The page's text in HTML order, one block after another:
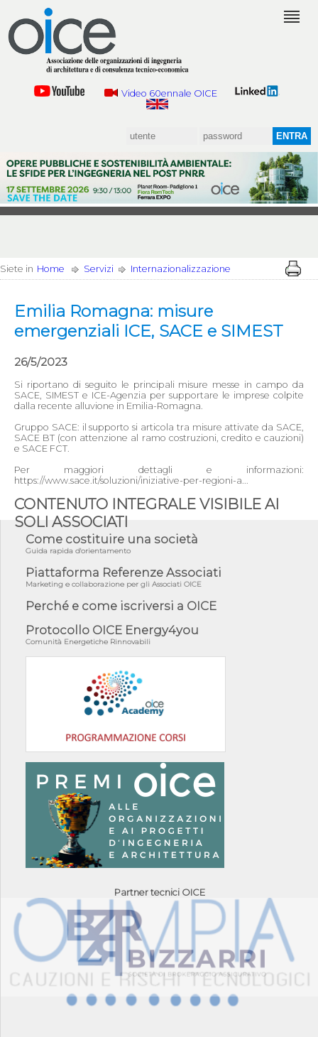
Video 60ennale OICE
Siete in Home Servizi Internazionalizzazione
Emilia Romagna: misure
emergenziali ICE, SACE e SIMEST
26/5/2023
Si riportano di seguito le principali misure messe in campo da
SACE, SIMEST e ICE-Agenzia per supportare le imprese colpite
dalla recente alluvione in Emilia-Romagna.
Gruppo SACE: il supporto si articola tra misure attivate da SACE,
SACE BT (con attenzione al ramo costruzioni, credito e cauzioni)
e SACE FCT.
Per maggiori dettagli e informazioni:
https://www.sace.it/soluzioni/iniziative-per-regioni-a...
CONTENUTO INTEGRALE VISIBILE AI
SOLI ASSOCIATI
Come costituire una società
Guida rapida d'orientamento
Piattaforma Referenze Associati
Marketing e collaborazione per gli Associati OICE
Perché e come iscriversi a OICE
Protocollo OICE Energy4you
Comunità Energetiche Rinnovabili
Partner tecnici OICE